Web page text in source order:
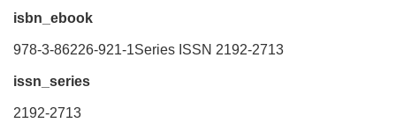
isbn_ebook
978-3-86226-921-1Series ISSN 2192-2713
issn_series
2192-2713